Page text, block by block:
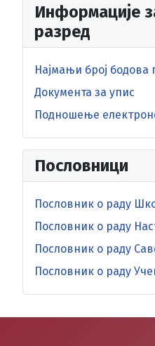
Информације
разред
Најмањи број
Документа за упис
Подношење
Пословници
Пословник о раду
Пословник о раду
Пословник о раду
Пословник о раду